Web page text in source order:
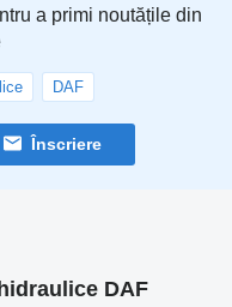
a primi noutățile din
DAF
Înscriere
DAF